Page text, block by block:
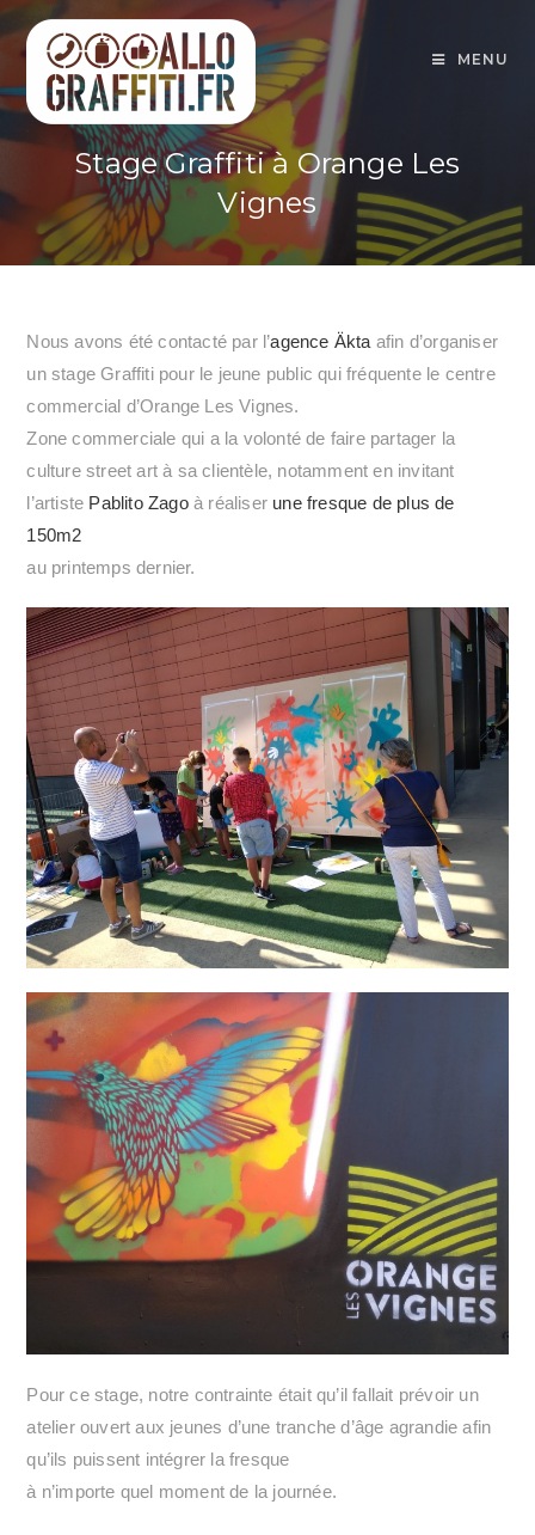
MENU
Stage Graffiti à Orange Les
Vignes
Nous avons été contacté par l’agence Äkta afin d’organiser
un stage Graffiti pour le jeune public qui fréquente le centre
commercial d’Orange Les Vignes.
Zone commerciale qui a la volonté de faire partager la
culture street art à sa clientèle, notamment en invitant
l’artiste Pablito Zagoà réaliser une fresque de plus de
150m2
au printemps dernier.
Pour ce stage, notre contrainte était qu’il fallait prévoir un
atelier ouvert aux jeunes d’une tranche d’âge agrandie afin
qu’ils puissent intégrer la fresque
à n’importe quel moment de la journée.